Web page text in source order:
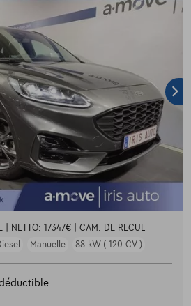
| NETTO: 17347€ | CAM. DE RECUL
Manuelle 88 kW ( 120 CV )